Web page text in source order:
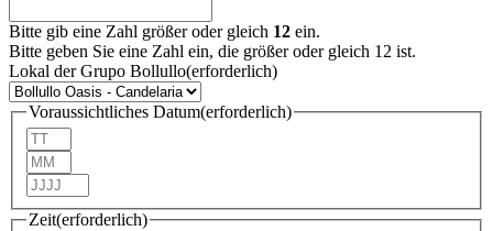
Bitte gib eine Zahl größer oder gleich 12 ein.
Bitte geben Sie eine Zahl ein, die größer oder gleich 12 ist.
Lokal der Grupo Bollullo(erforderlich)
Voraussichtliches Datum(erforderlich)
Zeit(erforderlich)